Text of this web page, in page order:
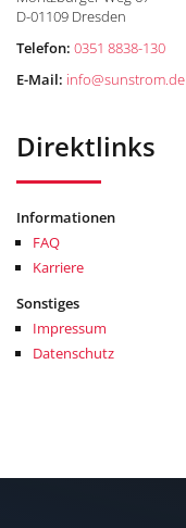
D-01109 Dresden
Telefon: 0351 8838-130
E-Mail: info@sunstrom.de
Direktlinks
Informationen
FAQ
Karriere
Sonstiges
Impressum
Datenschutz